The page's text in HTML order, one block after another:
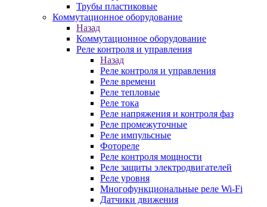
Трубы пластиковые
Коммутационное оборудование
Назад
Коммутационное оборудование
Реле контроля и управления
Назад
Реле контроля и управления
Реле времени
Реле тепловые
Реле тока
Реле напряжения и контроля фаз
Реле промежуточные
Реле импульсные
Фотореле
Реле контроля мощности
Реле защиты электродвигателей
Реле уровня
Многофункциональные реле Wi-Fi
Датчики движения